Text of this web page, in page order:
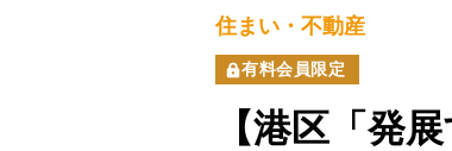
住まい・不動産
有料会員限定
【港区「発